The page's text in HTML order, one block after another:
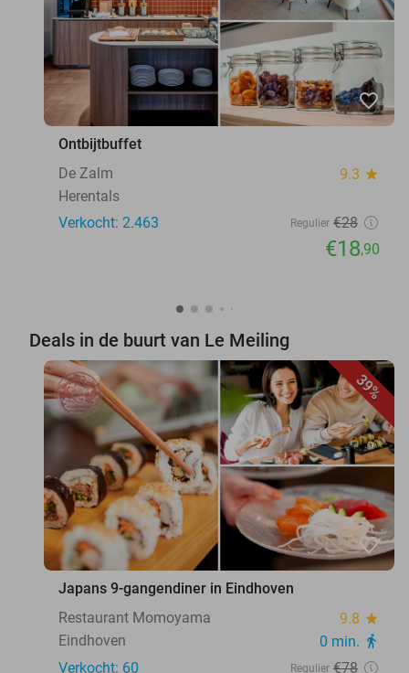
favorite_border
Ontbijtbuffet
De Zalm
9.3 star
Herentals
Verkocht: 2.463
Regulier €28
€18,90
Deals in de buurt van Le Meiling
39%
favorite_border
Japans 9-gangendiner in Eindhoven
Restaurant Momoyama
9.8 star
Eindhoven 0 min. directions_walk
Verkocht: 60 Regulier €78